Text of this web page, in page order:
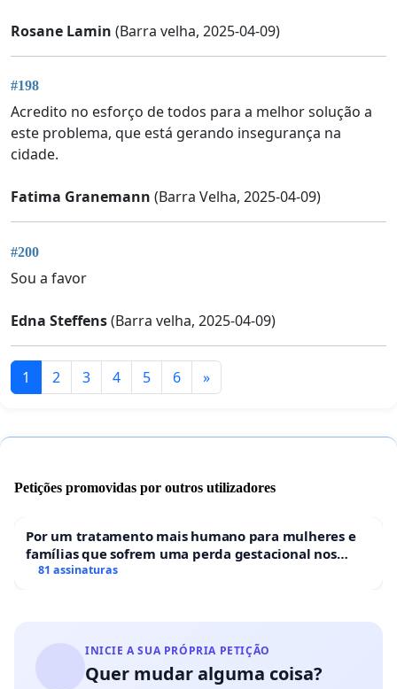
Rosane Lamin (Barra velha, 2025-04-09)
#198
Acredito no esforço de todos para a melhor solução a
este problema, que está gerando insegurança na
cidade.
Fatima Granemann (Barra Velha, 2025-04-09)
#200
Sou a favor
Edna Steffens(Barra velha, 2025-04-09)
1 2 3 4 5 6 »
Petições promovidas por outros utilizadores
Por um tratamento mais humano para mulheres e
famílias que sofrem uma perda gestacional nos
hospitais portugueses
81 assinaturas
INICIE A SUA PRÓPRIA PETIÇÃO
Quer mudar alguma coisa?